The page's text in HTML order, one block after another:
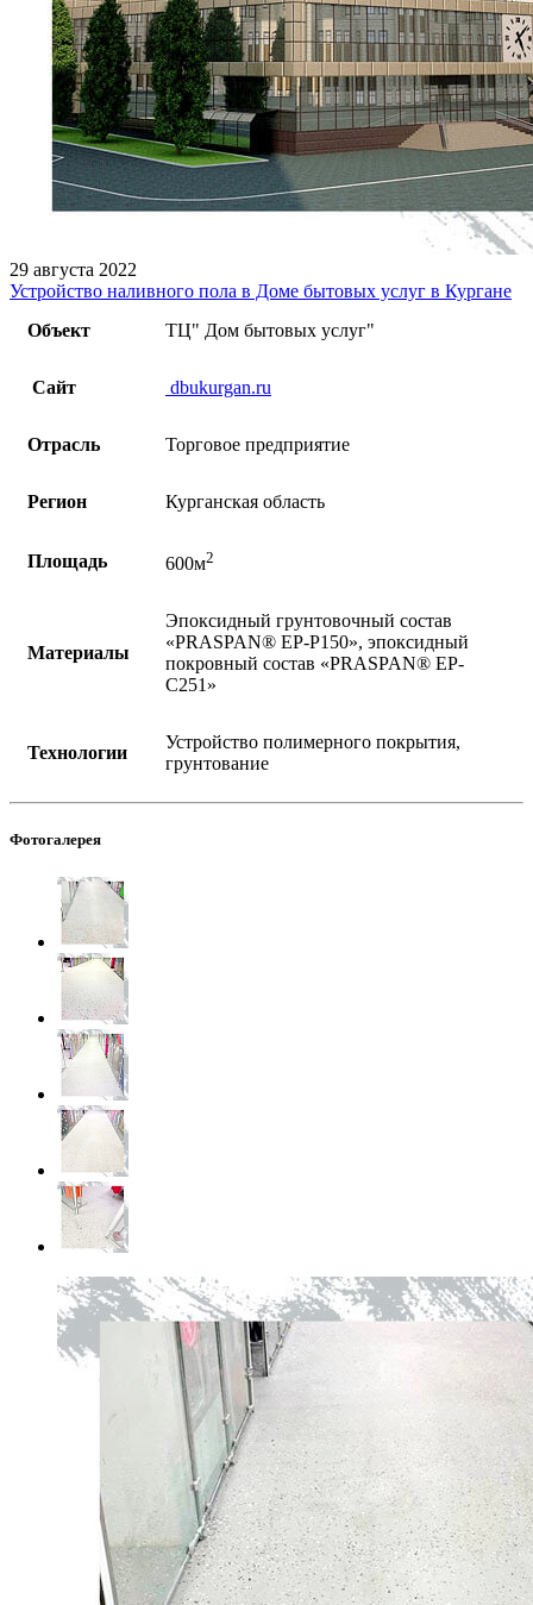
29 августа 2022
Устройство наливного пола в Доме бытовых услуг в Кургане
Объект
ТЦ" Дом бытовых услуг"
Сайт dbukurgan.ru
Отрасль Торговое предприятие
Регион Курганская область
Площадь 600м2
Материалы
Эпоксидный грунтовочный состав
«PRASPAN® EP-P150», эпоксидный
покровный состав «PRASPAN® EP-
C251»
Технологии
Устройство полимерного покрытия,
грунтование
Фотогалерея